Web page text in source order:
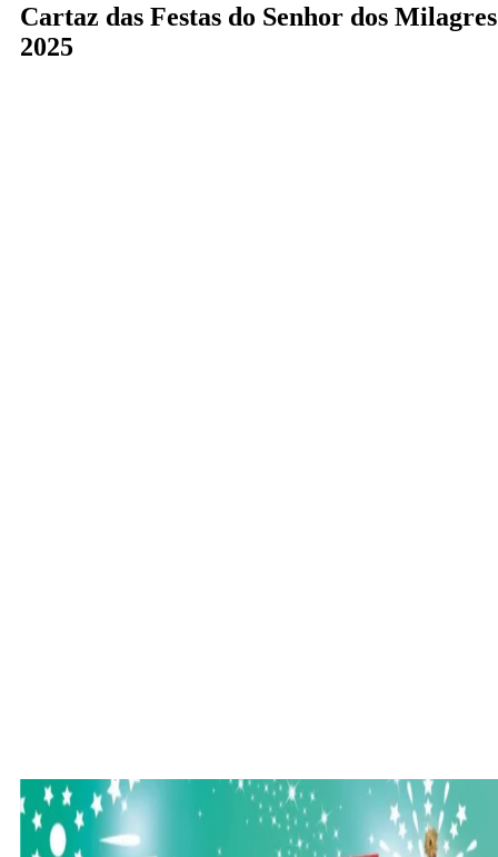
Cartaz das Festas do Senhor dos Milagres
2025